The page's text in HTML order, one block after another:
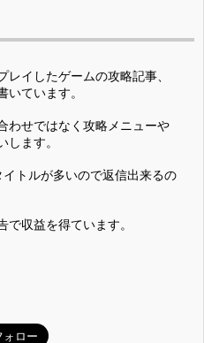
レイしたゲームの攻略記事、
いています。
わせではなく攻略メニューや
します。
トルが多いので返信出来るの
で収益を得ています。